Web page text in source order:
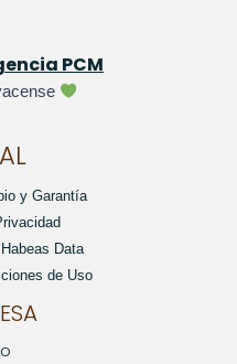
PCM
y Garantía
Data
de Uso